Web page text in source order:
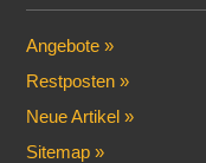
Angebote »
Restposten »
Neue Artikel »
Sitemap »